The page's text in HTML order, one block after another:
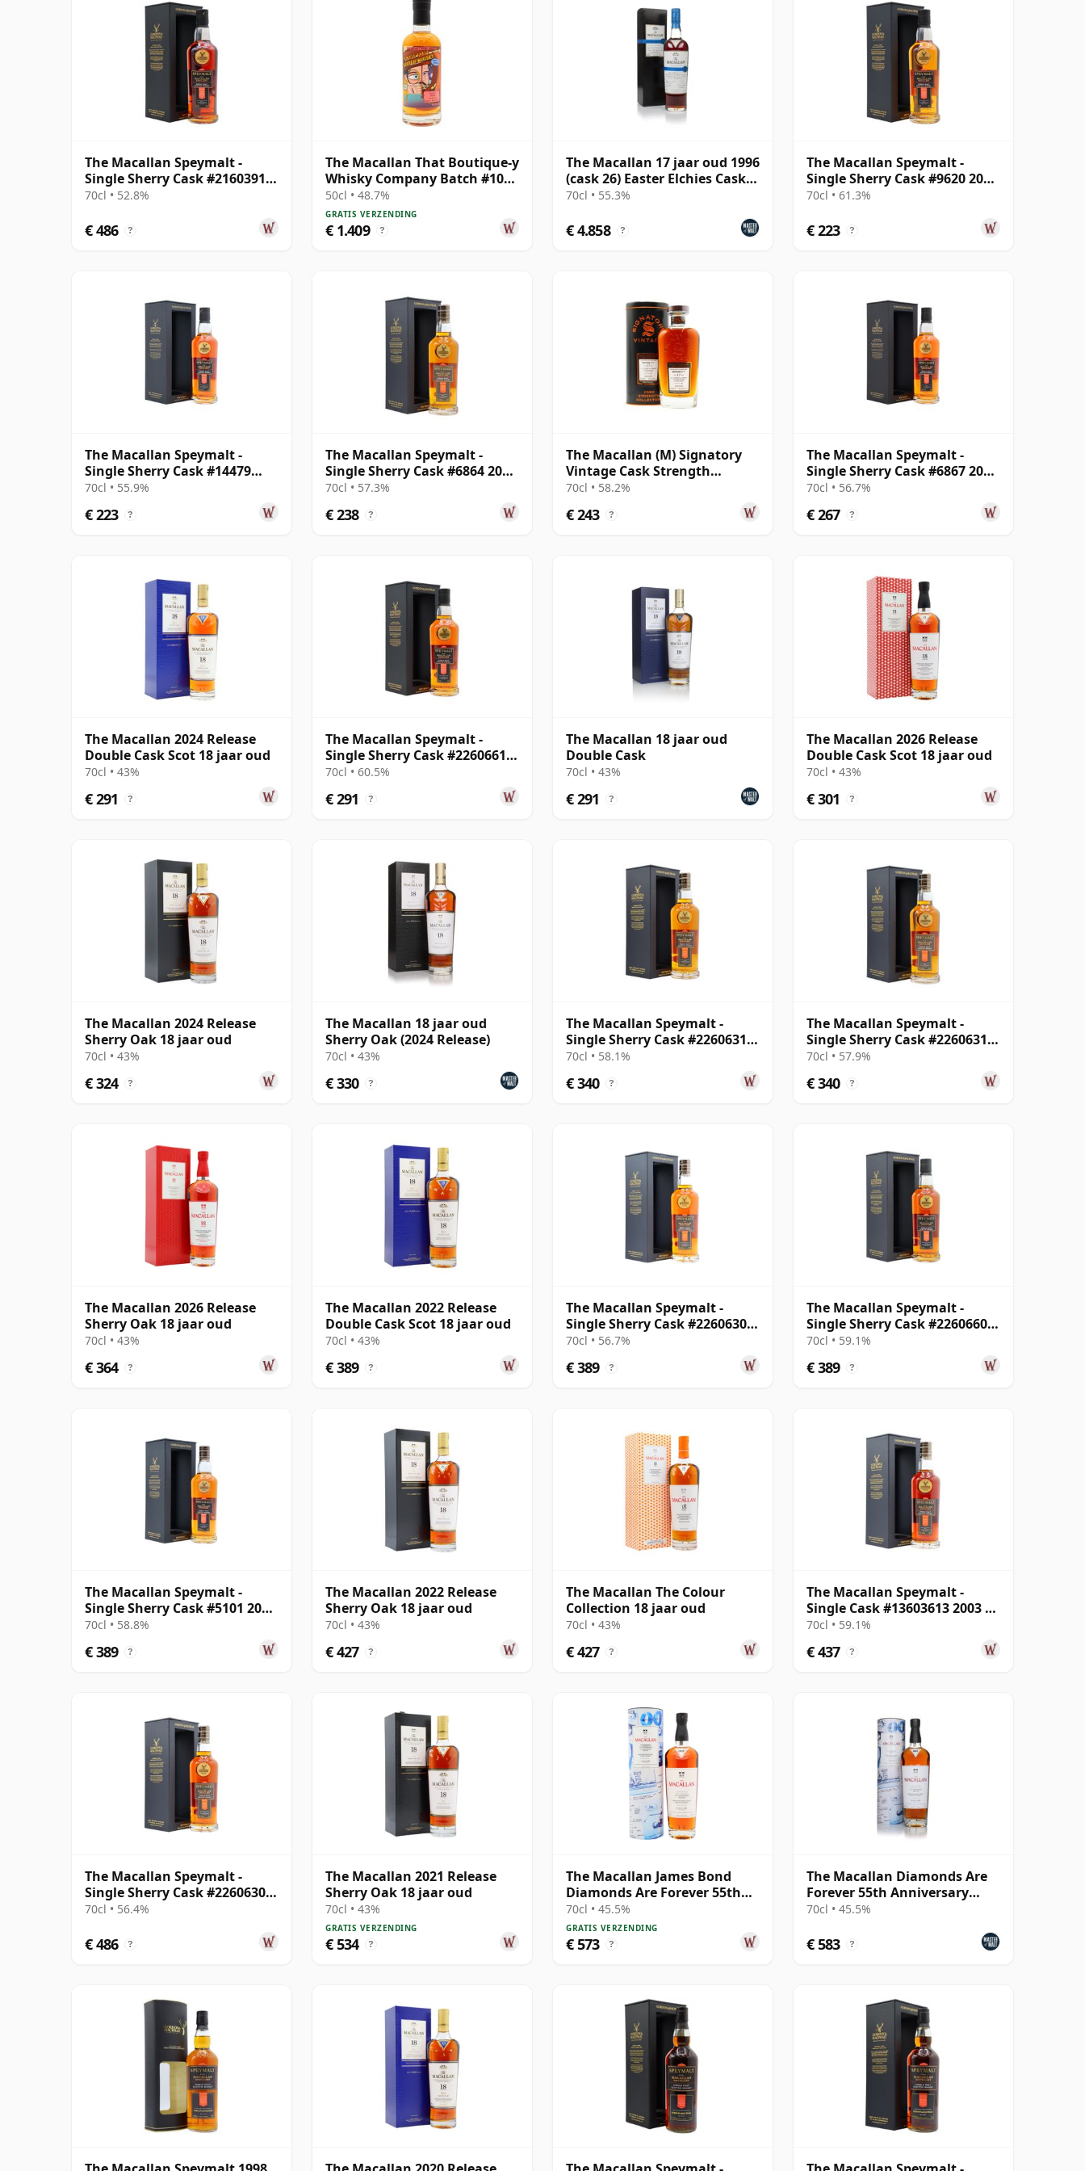
The Macallan Speymalt -
Single Sherry Cask #21603913
1998 26 jaar oud
70cl • 52.8%
€ 486 ?
The Macallan That Boutique-y
Whisky Company Batch #10
Single Ma 1991 26 jaar oud
50cl • 48.7%
GRATIS VERZENDING
€ 1.409 ?
The Macallan 17 jaar oud 1996
(cask 26) Easter Elchies Cask
Selectio
70cl • 55.3%
€ 4.858 ?
The Macallan Speymalt -
Single Sherry Cask #9620 2006
18 jaar oud
70cl • 61.3%
€ 223 ?
The Macallan Speymalt -
Single Sherry Cask #14479
2007 18 jaar oud
70cl • 55.9%
€ 223 ?
The Macallan Speymalt -
Single Sherry Cask #6864 2005
18 jaar oud
70cl • 57.3%
€ 238 ?
The Macallan (M) Signatory
Vintage Cask Strength
Collection Sin 2005 17 jaar
70cl • 58.2%
€ 243 ?
The Macallan Speymalt -
Single Sherry Cask #6867 2005
20 jaar oud
70cl • 56.7%
€ 267 ?
The Macallan 2024 Release
Double Cask Scot 18 jaar oud
70cl • 43%
€ 291 ?
The Macallan Speymalt -
Single Sherry Cask #22606616
2004 20 jaar oud
70cl • 60.5%
€ 291 ?
The Macallan 18 jaar oud
Double Cask
70cl • 43%
€ 291 ?
The Macallan 2026 Release
Double Cask Scot 18 jaar oud
70cl • 43%
€ 301 ?
The Macallan 2024 Release
Sherry Oak 18 jaar oud
70cl • 43%
€ 324 ?
The Macallan 18 jaar oud
Sherry Oak (2024 Release)
70cl • 43%
€ 330 ?
The Macallan Speymalt -
Single Sherry Cask #22606318
2005 19 jaar oud
70cl • 58.1%
€ 340 ?
The Macallan Speymalt -
Single Sherry Cask #22606314
2005 18 jaar oud
70cl • 57.9%
€ 340 ?
The Macallan 2026 Release
Sherry Oak 18 jaar oud
70cl • 43%
€ 364 ?
The Macallan 2022 Release
Double Cask Scot 18 jaar oud
70cl • 43%
€ 389 ?
The Macallan Speymalt -
Single Sherry Cask #22606308
2005 19 jaar oud
70cl • 56.7%
€ 389 ?
The Macallan Speymalt -
Single Sherry Cask #22606604
2004 20 jaar oud
70cl • 59.1%
€ 389 ?
The Macallan Speymalt -
Single Sherry Cask #5101 2001
23 jaar oud
70cl • 58.8%
€ 389 ?
The Macallan 2022 Release
Sherry Oak 18 jaar oud
70cl • 43%
€ 427 ?
The Macallan The Colour
Collection 18 jaar oud
70cl • 43%
€ 427 ?
The Macallan Speymalt -
Single Cask #13603613 2003 20
jaar oud
70cl • 59.1%
€ 437 ?
The Macallan Speymalt -
Single Sherry Cask #22606304
2005 19 jaar oud
70cl • 56.4%
€ 486 ?
The Macallan 2021 Release
Sherry Oak 18 jaar oud
70cl • 43%
GRATIS VERZENDING
€ 534 ?
The Macallan James Bond
Diamonds Are Forever 55th
Anniversary R 2007 18 jaar
oud
70cl • 45.5%
GRATIS VERZENDING
€ 573 ?
The Macallan Diamonds Are
Forever 55th Anniversary
Release
70cl • 45.5%
€ 583 ?